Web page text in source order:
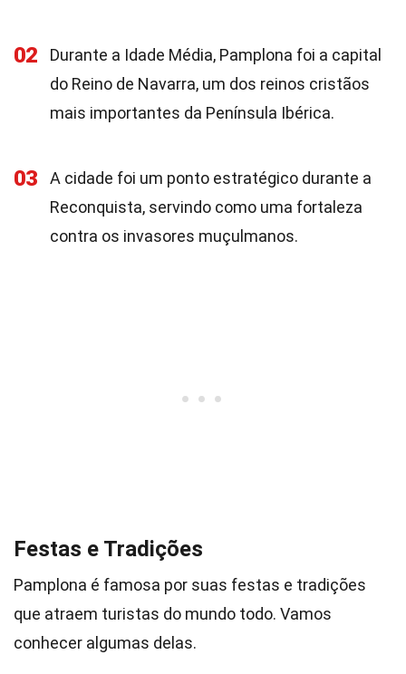
02
Durante a Idade Média, Pamplona foi a capital
do Reino de Navarra, um dos reinos cristãos
mais importantes da Península Ibérica.
03
A cidade foi um ponto estratégico durante a
Reconquista, servindo como uma fortaleza
contra os invasores muçulmanos.
Festas e Tradições
Pamplona é famosa por suas festas e tradições
que atraem turistas do mundo todo. Vamos
conhecer algumas delas.